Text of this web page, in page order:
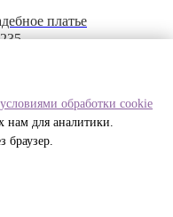
платье
условиями обработки cookie
нам для аналитики.
браузер.